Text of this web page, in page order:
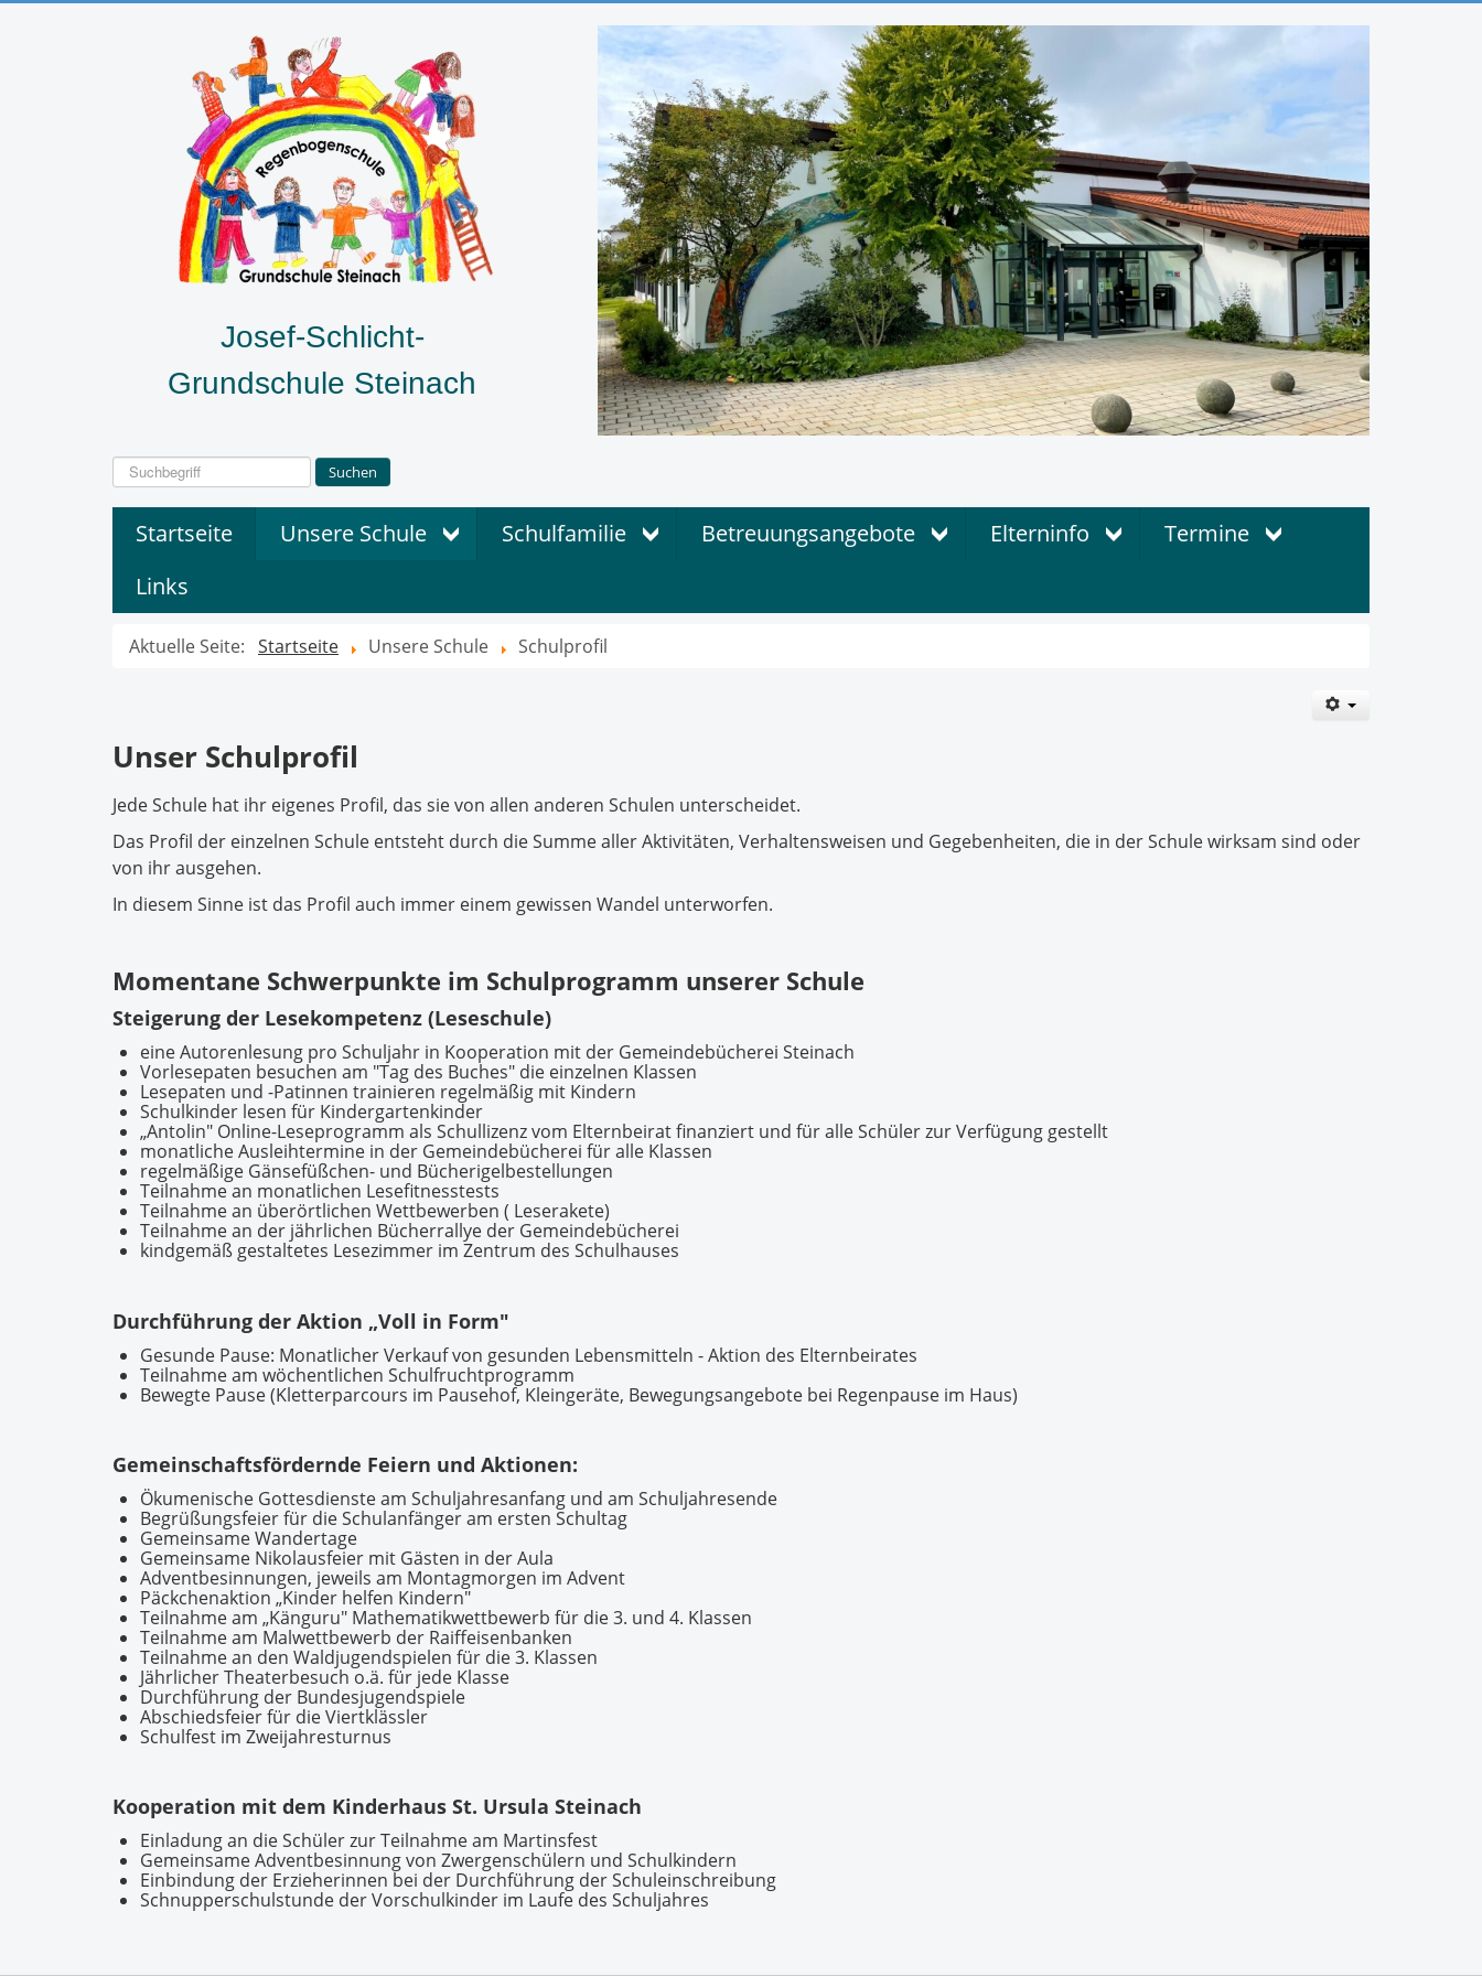
Josef-Schlicht-
Grundschule Steinach
Suchen
...
Suchen
Startseite Unsere Schule Schulfamilie Betreuungsangebote Elterninfo
Termine
Links
Aktuelle Seite: Startseite Unsere Schule Schulprofil
Unser Schulprofil
Jede Schule hat ihr eigenes Profil, das sie von allen anderen Schulen unterscheidet.
Das Profil der einzelnen Schule entsteht durch die Summe aller Aktivitäten, Verhaltensweisen und Gegebenheiten, die in der Schule wirksam sind oder
von ihr ausgehen.
In diesem Sinne ist das Profil auch immer einem gewissen Wandel unterworfen.
Momentane Schwerpunkte im Schulprogramm unserer Schule
Steigerung der Lesekompetenz (Leseschule)
eine Autorenlesung pro Schuljahr in Kooperation mit der Gemeindebücherei Steinach
Vorlesepaten besuchen am "Tag des Buches" die einzelnen Klassen
Lesepaten und -Patinnen trainieren regelmäßig mit Kindern
Schulkinder lesen für Kindergartenkinder
„Antolin" Online-Leseprogramm als Schullizenz vom Elternbeirat finanziert und für alle Schüler zur Verfügung gestellt
monatliche Ausleihtermine in der Gemeindebücherei für alle Klassen
regelmäßige Gänsefüßchen- und Bücherigelbestellungen
Teilnahme an monatlichen Lesefitnesstests
Teilnahme an überörtlichen Wettbewerben ( Leserakete)
Teilnahme an der jährlichen Bücherrallye der Gemeindebücherei
kindgemäß gestaltetes Lesezimmer im Zentrum des Schulhauses
Durchführung der Aktion „Voll in Form"
Gesunde Pause: Monatlicher Verkauf von gesunden Lebensmitteln - Aktion des Elternbeirates
Teilnahme am wöchentlichen Schulfruchtprogramm
Bewegte Pause (Kletterparcours im Pausehof, Kleingeräte, Bewegungsangebote bei Regenpause im Haus)
Gemeinschaftsfördernde Feiern und Aktionen:
Ökumenische Gottesdienste am Schuljahresanfang und am Schuljahresende
Begrüßungsfeier für die Schulanfänger am ersten Schultag
Gemeinsame Wandertage
Gemeinsame Nikolausfeier mit Gästen in der Aula
Adventbesinnungen, jeweils am Montagmorgen im Advent
Päckchenaktion „Kinder helfen Kindern"
Teilnahme am „Känguru" Mathematikwettbewerb für die 3. und 4. Klassen
Teilnahme am Malwettbewerb der Raiffeisenbanken
Teilnahme an den Waldjugendspielen für die 3. Klassen
Jährlicher Theaterbesuch o.ä. für jede Klasse
Durchführung der Bundesjugendspiele
Abschiedsfeier für die Viertklässler
Schulfest im Zweijahresturnus
Kooperation mit dem Kinderhaus St. Ursula Steinach
Einladung an die Schüler zur Teilnahme am Martinsfest
Gemeinsame Adventbesinnung von Zwergenschülern und Schulkindern
Einbindung der Erzieherinnen bei der Durchführung der Schuleinschreibung
Schnupperschulstunde der Vorschulkinder im Laufe des Schuljahres